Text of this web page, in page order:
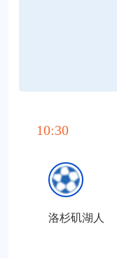
10:30
洛杉矶湖人